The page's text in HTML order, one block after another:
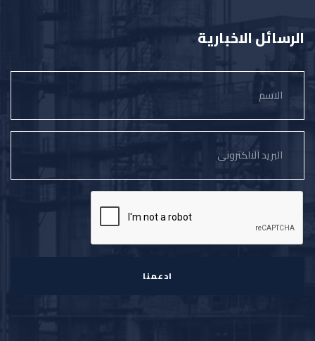
الرسائل الاخبارية
ادعمنا